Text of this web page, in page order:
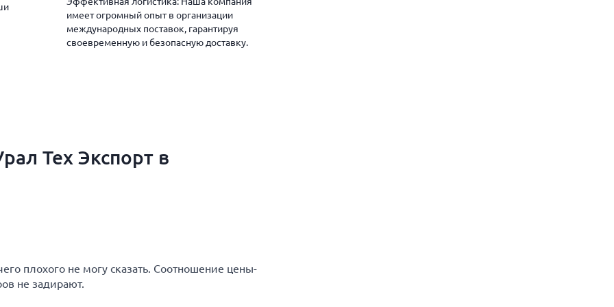
имеет огромный опыт в организации
международных поставок, гарантируя
своевременную и безопасную доставку.
Тех Экспорт в
плохого не могу сказать. Соотношение цены-
не задирают.